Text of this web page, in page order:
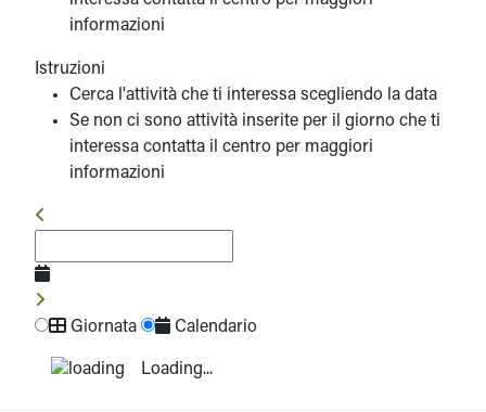
informazioni
Istruzioni
Cerca l'attività che ti interessa scegliendo la data
Se non ci sono attività inserite per il giorno che ti
interessa contatta il centro per maggiori
informazioni
Giornata Calendario
Loading...